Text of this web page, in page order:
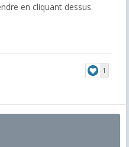
en cliquant dessus.
1